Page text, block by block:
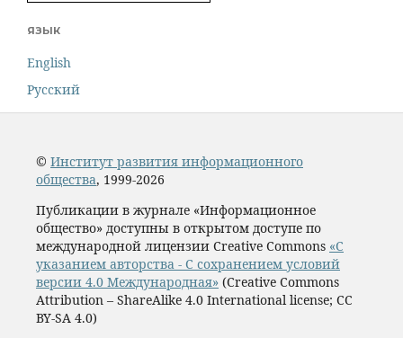
ЯЗЫК
English
Русский
© Институт развития информационного
общества, 1999-2026
Публикации в журнале «Информационное
общество» доступны в открытом доступе по
международной лицензии Creative Commons «С
указанием авторства - С сохранением условий
версии 4.0 Международная» (Creative Commons
Attribution – ShareAlike 4.0 International license; CC
BY-SA 4.0)